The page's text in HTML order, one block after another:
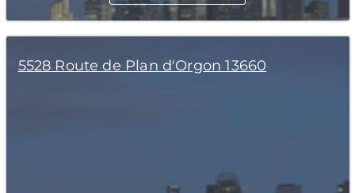
5528 Route de Plan d'Orgon 13660